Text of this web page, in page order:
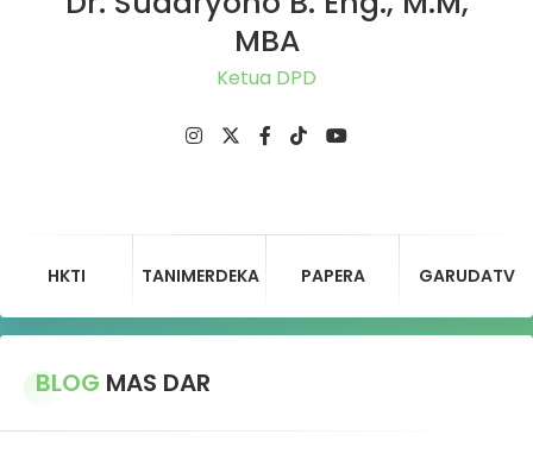
MBA
Ketua DPD Gerind
HKTI TANIMERDEKA PAPERA GARUDATV
BLOG MAS DAR